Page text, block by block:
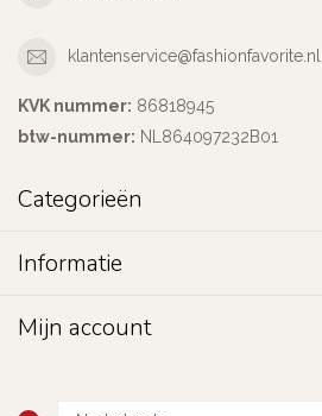
klantenservice@fashionfavorite.nl
KVK nummer: 86818945
btw-nummer: NL864097232B01
Categorieën
Informatie
Mijn account